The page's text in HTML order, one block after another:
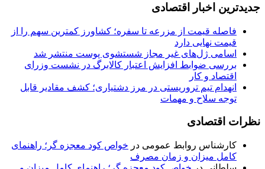
جدیدترین اخبار اقتصادی
فاصله قیمت از مزرعه تا سفره؛ کشاورز کمترین سهم را از
قیمت نهایی دارد
اسامی ژل‌های غیر مجاز شستشوی پوست منتشر شد
بررسی ضوابط افزایش اعتبار کالابرگ در نشست وزرای
اقتصاد و کار
انهدام تیم تروریستی در مرز دشتیاری؛ کشف مقادیر قابل
توجه سلاح و مهمات
نظرات اقتصادی
کارشناس روابط عمومی در خواص کود معجزه گر؛ راهنمای
کامل میزان و زمان مصرف